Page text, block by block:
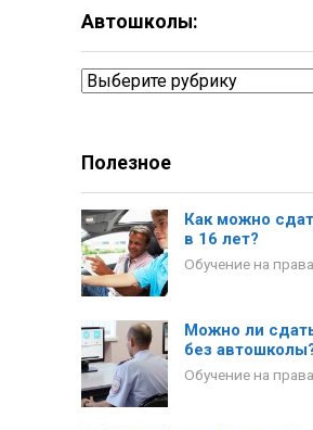
Автошколы:
Автошколы:
Полезное
Как можно
в 16 лет?
Обучение на права
Можно ли
без
Обучение на права